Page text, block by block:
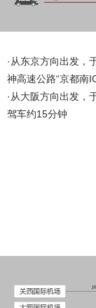
·从东京方向出发，
神高速公路“京都南
·从大阪方向出发，
驾车约15分钟